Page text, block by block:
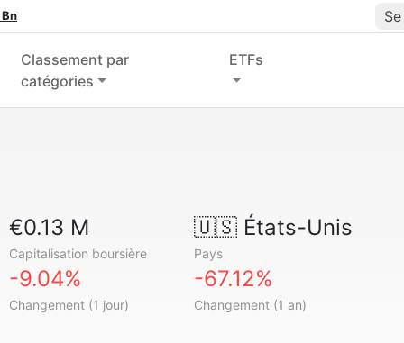
Classement par
catégories
ETFs
€0.13 M
Capitalisation boursière
🇺🇸États-Unis
Pays
-9.04%
Changement (1 jour)
-67.12%
Changement (1 an)